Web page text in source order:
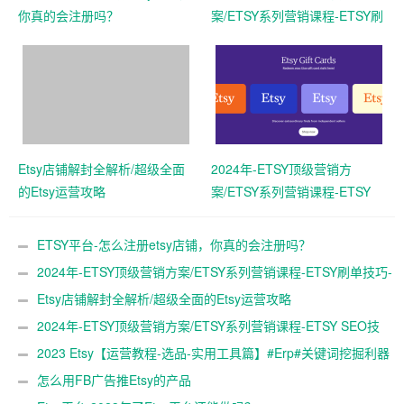
你真的会注册吗？
案/ETSY系列营销课程-ETSY刷
Etsy店铺解封全解析/超级全面
的Etsy运营攻略
2024年-ETSY顶级营销方
案/ETSY系列营销课程-ETSY
ETSY平台-怎么注册etsy店铺，你真的会注册吗？
2024年-ETSY顶级营销方案/ETSY系列营销课程-ETSY刷单技巧-
社交媒体营销/站外营销/定价策略
Etsy店铺解封全解析/超级全面的Etsy运营攻略
2024年-ETSY顶级营销方案/ETSY系列营销课程-ETSY SEO技
巧 2023 Etsy【运营教程-选品-实用工具篇】#Erp#关键词挖掘利器
# 让你 ETSY的产品完爆对手
怎么用FB广告推Etsy的产品